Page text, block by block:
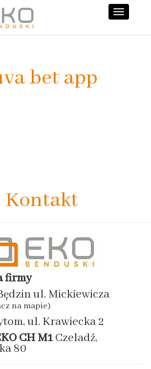
bet app
Kontakt
firmy
ul. Mickiewicza
na mapie)
ul. Krawiecka 2
CH M1Czeladź,
80